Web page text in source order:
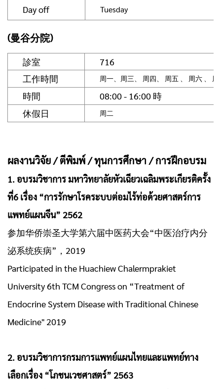
Day off
Tuesday
(曼谷分院)
診室
716
工作時間
周一、周三、 周四、 周五 、 周六 、 周
時間
08:00 - 16:00 時
休假日
周二
ผลงานวิจัย / ตีพิมพ์ / ทุนการศึกษา / การฝึกอบรม
1. อบรมวิชาการ มหาวิทยาลัยหัวเฉียวเฉลิมพระเกียรติครั้ง
ที่6 เรื่อง “การรักษาโรคระบบต่อมไร้ท่อด้วยศาสตร์การ
แพทย์แผนจีน” 2562
参加华侨崇圣大学第六届中医药大会“中医治疗内分
泌系统疾病”，2019
Participated in the Huachiew Chalermprakiet
University 6th TCM Congress on “Treatment of
Endocrine System Disease with Traditional Chinese
Medicine" 2019
2. อบรมวิชาการกรมการแพทย์แผนไทยและแพทย์ทาง
เลือกเรื่อง “โภชนเวชศาสตร์” 2563